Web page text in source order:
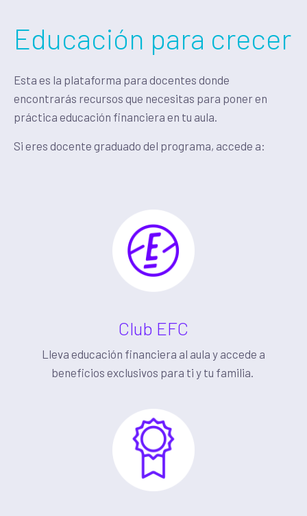
Educación para crecer
Esta es la plataforma para docentes donde
encontrarás recursos que necesitas para poner en
práctica educación financiera en tu aula.
Si eres docente graduado del programa, accede a:
Club EFC
Lleva educación financiera al aula y accede a
beneficios exclusivos para ti y tu familia.